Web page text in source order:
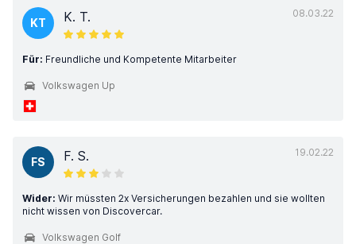
08.03.22
KT K. T.
Für: Freundliche und Kompetente Mitarbeiter
Volkswagen Up
19.02.22
FS F. S.
Wider: Wir müssten 2x Versicherungen bezahlen und sie wollten
nicht wissen von Discovercar.
Volkswagen Golf